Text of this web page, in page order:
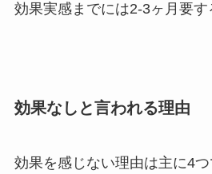
効果実感までには2-3ヶ月要す
効果なしと言われる理由
効果を感じない理由は主に4つ